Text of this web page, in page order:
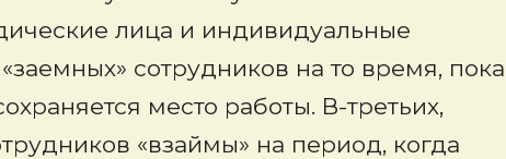
лица и индивидуальные
сотрудников на то время, пока
место работы. В-третьих,
«взаймы» на период, когда